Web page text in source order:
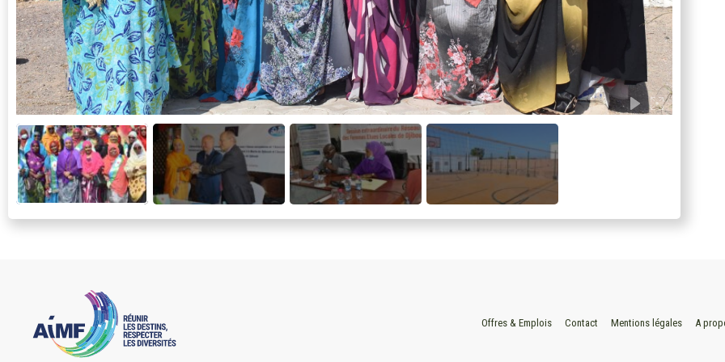
Offres & Emplois Contact Mentions légales A